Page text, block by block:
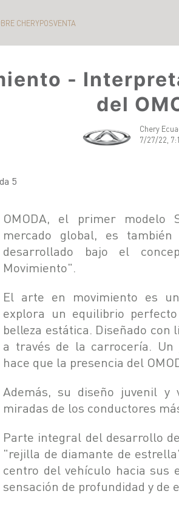
CHERYPOSVENTA
-
del
Chery
7/27/22,
OMODA, el primer modelo
mercado global, es
desarrollado bajo el
Movimiento".
El arte en movimiento es
explora un equilibrio
belleza estática. Diseñado con
a través de la carrocería.
hace que la presencia del
Además, su diseño juvenil y
miradas de los conductores
Parte integral del desarrollo
"rejilla de diamante de
centro del vehículo hacia sus
sensación de profundidad y de